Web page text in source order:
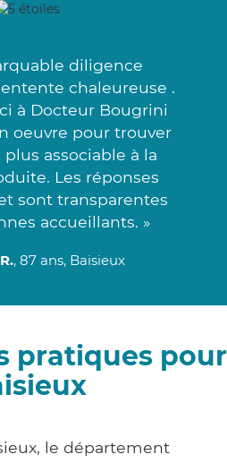
diligence
chaleureuse .
à Docteur Bougrini
oeuvre pour trouver
associable à la
Les réponses
sont transparentes
accueillants. »
, 87 ans, Baisieux
pratiques pour
le département